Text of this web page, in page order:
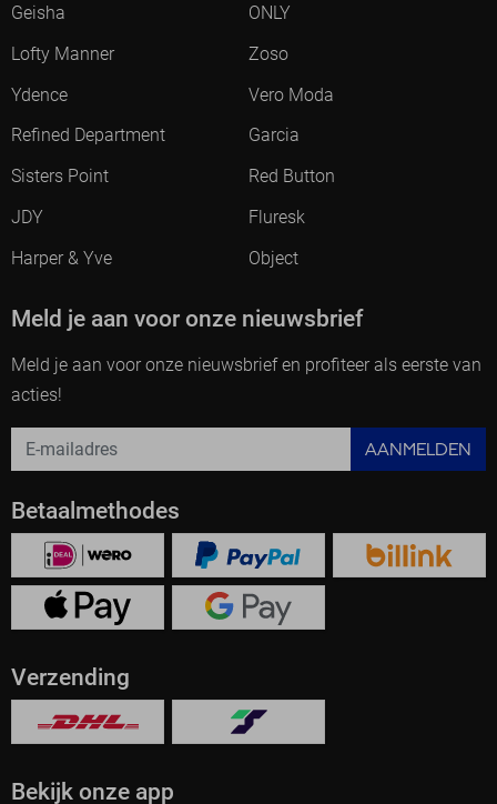
Geisha
ONLY
Lofty Manner
Zoso
Ydence
Vero Moda
Refined Department
Garcia
Sisters Point
Red Button
JDY
Fluresk
Harper & Yve
Object
Meld je aan voor onze nieuwsbrief
Meld je aan voor onze nieuwsbrief en profiteer als eerste van
acties!
AANMELDEN
Betaalmethodes
Verzending
Bekijk onze app